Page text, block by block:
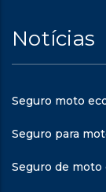
Notícias
Seguro moto
Seguro para
Seguro de